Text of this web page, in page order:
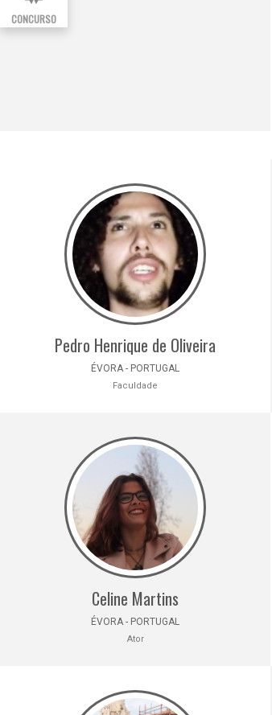
CONCURSO
Pedro Henrique de Oliveira
ÉVORA - PORTUGAL
Faculdade
Celine Martins
ÉVORA - PORTUGAL
Ator